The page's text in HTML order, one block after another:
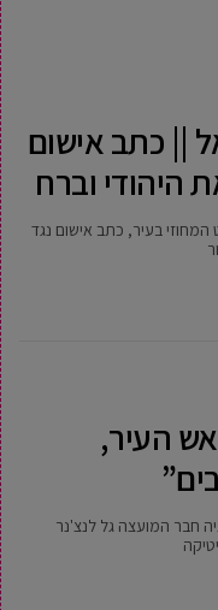
|| כתב אישום
היהודי וברח
בעיר, כתב אישום נגד
העיר,
חבר המועצה גל לנצ'נר